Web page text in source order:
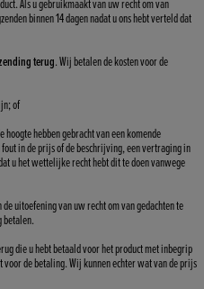
Als u gebruikmaakt van uw recht om van
binnen 14 dagen nadat u ons hebt verteld dat
terug. Wij betalen de kosten voor de
of
hebben gebracht van een komende
in de prijs of de beschrijving, een vertraging in
u het wettelijke recht hebt dit te doen vanwege
uitoefening van uw recht om van gedachten te
betalen.
die u hebt betaald voor het product met inbegrip
de betaling. Wij kunnen echter wat van de prijs